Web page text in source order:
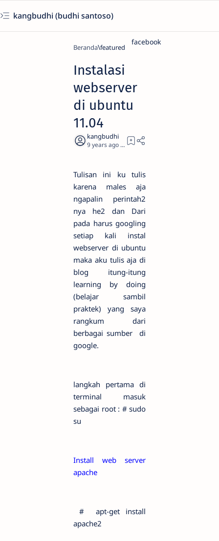
kangbudhi (budhi santoso)
facebook
Beranda featured
Instalasi
webserver
di ubuntu
11.04
9 years ago 1
Tulisan ini ku tulis
karena males aja
ngapalin perintah2
nya he2 dan Dari
pada harus googling
setiap kali instal
webserver di ubuntu
maka aku tulis aja di
blog itung-itung
learning by doing
(belajar sambil
praktek) yang saya
rangkum dari
berbagai sumber di
google.
langkah pertama di
terminal masuk
sebagai root : # sudo
su
Install web server
apache
# apt-get install
apache2